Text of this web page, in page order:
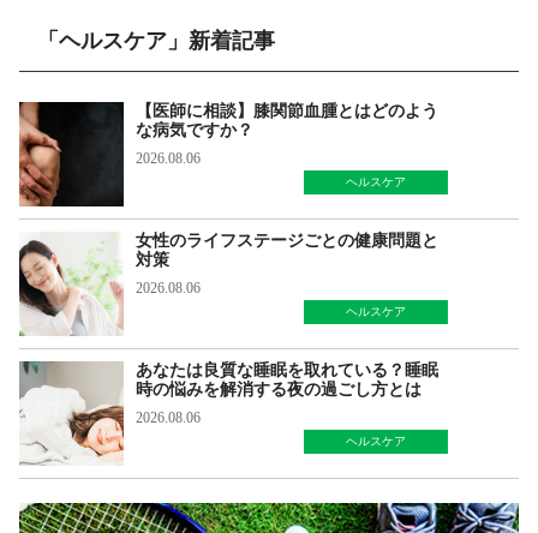
「ヘルスケア」新着記事
【医師に相談】膝関節血腫とはどのよう
な病気ですか？
2026.08.06
ヘルスケア
女性のライフステージごとの健康問題と
対策
2026.08.06
ヘルスケア
あなたは良質な睡眠を取れている？睡眠
時の悩みを解消する夜の過ごし方とは
2026.08.06
ヘルスケア